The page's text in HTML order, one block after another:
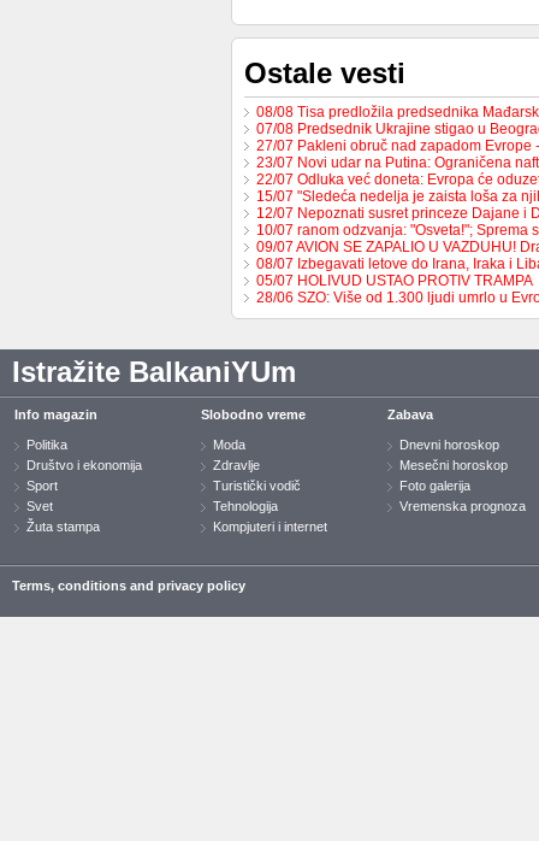
Ostale vesti
08/08 Tisa predložila predsednika
07/08 Predsednik Ukrajine stigao u
27/07 Pakleni obruč nad zapadom Evrope
23/07 Novi udar na Putina: Ograničena
22/07 Odluka već doneta: Evropa će
15/07 "Sledeća nedelja je zaista loša za
12/07 Nepoznati susret princeze Dajane i
10/07 ranom odzvanja: "Osveta!"; Sprema
09/07 AVION SE ZAPALIO U VAZDUHU!
08/07 Izbegavati letove do Irana, Iraka i
05/07 HOLIVUD USTAO PROTIV TRAMPA
28/06 SZO: Više od 1.300 ljudi umrlo u
Istražite BalkaniYUm
Info magazin
Politika
Društvo i ekonomija
Sport
Svet
Žuta stampa
Slobodno vreme
Moda
Zdravlje
Turistički vodič
Tehnologija
Kompjuteri i internet
Zabava
Dnevni horoskop
Mesečni horoskop
Foto galerija
Vremenska prognoza
Terms, conditions and privacy policy